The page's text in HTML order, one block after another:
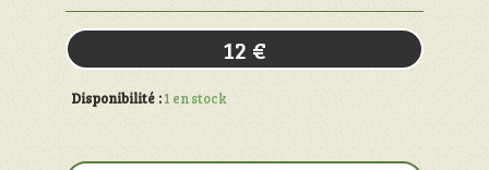
12 €
Disponibilité :1 en stock
de